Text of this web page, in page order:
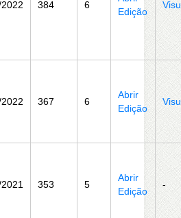
384 6
Edição
367 6
Abrir
Edição
353 5
Abrir
Edição
-